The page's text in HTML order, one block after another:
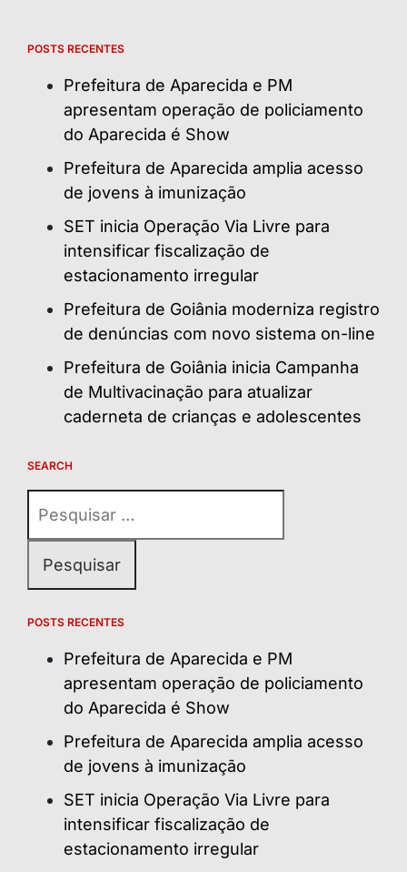
POSTS RECENTES
Prefeitura de Aparecida e PM
apresentam operação de policiamento
do Aparecida é Show
Prefeitura de Aparecida amplia acesso
de jovens à imunização
SET inicia Operação Via Livre para
intensificar fiscalização de
estacionamento irregular
Prefeitura de Goiânia moderniza registro
de denúncias com novo sistema on-line
Prefeitura de Goiânia inicia Campanha
de Multivacinação para atualizar
caderneta de crianças e adolescentes
SEARCH
por:
POSTS RECENTES
Prefeitura de Aparecida e PM
apresentam operação de policiamento
do Aparecida é Show
Prefeitura de Aparecida amplia acesso
de jovens à imunização
SET inicia Operação Via Livre para
intensificar fiscalização de
estacionamento irregular